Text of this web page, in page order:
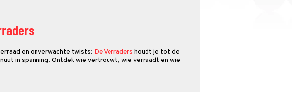
en onverwachte twists: De Verraders houdt je tot de
in spanning. Ontdek wie vertrouwt, wie verraadt en wie